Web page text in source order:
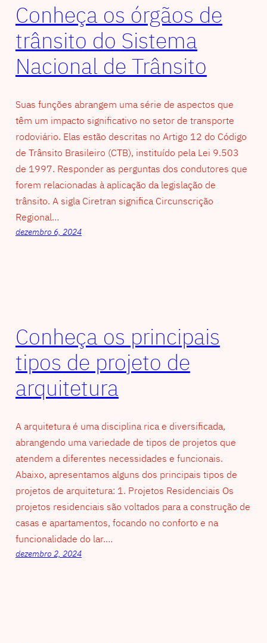
Conheça os órgãos de
trânsito do Sistema
Nacional de Trânsito
Suas funções abrangem uma série de aspectos que
têm um impacto significativo no setor de transporte
rodoviário. Elas estão descritas no Artigo 12 do Código
de Trânsito Brasileiro (CTB), instituído pela Lei 9.503
de 1997. Responder as perguntas dos condutores que
forem relacionadas à aplicação da legislação de
trânsito. A sigla Ciretran significa Circunscrição
Regional…
dezembro 6, 2024
Conheça os principais
tipos de projeto de
arquitetura
A arquitetura é uma disciplina rica e diversificada,
abrangendo uma variedade de tipos de projetos que
atendem a diferentes necessidades e funcionais.
Abaixo, apresentamos alguns dos principais tipos de
projetos de arquitetura: 1. Projetos Residenciais Os
projetos residenciais são voltados para a construção de
casas e apartamentos, focando no conforto e na
funcionalidade do lar.…
dezembro 2, 2024